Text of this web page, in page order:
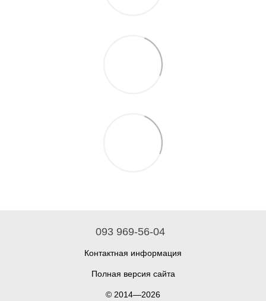
093 969-56-04
Контактная информация
Полная версия сайта
© 2014—2026